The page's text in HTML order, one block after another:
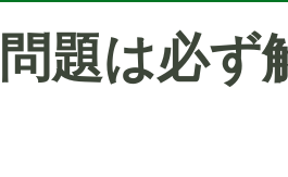
題は必ず